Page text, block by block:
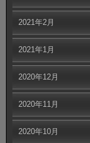
2021年2月
2021年1月
2020年12月
2020年11月
2020年10月